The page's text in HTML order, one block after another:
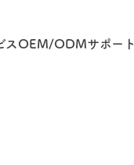
ス OEM/ODMサポート